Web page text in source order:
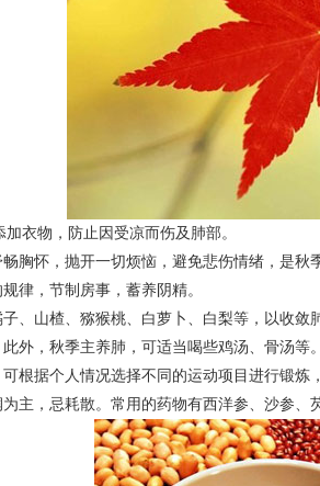
衣物，防止因受凉而伤及肺部。
胸怀，抛开一切烦恼，避免悲伤情绪，是秋
律，节制房事，蓄养阴精。
、山楂、猕猴桃、白萝卜、白梨等，以收
外，秋季主养肺，可适当喝些鸡汤、骨汤等。
根据个人情况选择不同的运动项目进行锻炼
主，忌耗散。常用的药物有西洋参、沙参、